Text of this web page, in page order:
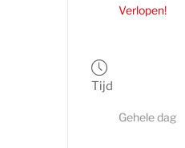
Verlopen!
Tijd
Gehele dag